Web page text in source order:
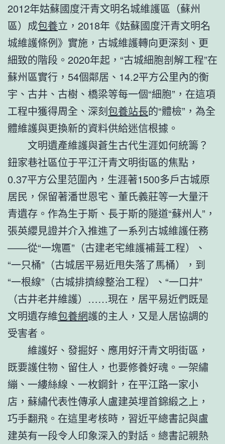
2012年姑蘇國度汗青文明名城維護區（蘇州
區）成包養立，2018年《姑蘇國度汗青文明名
城維護條例》實施，古城維護轉向更深刻、更
細致的階段。2020年起，“古城細胞剖解工程”在
蘇州區實行，54個鄰居、14.2平方公里內的衡
宇、古井、古樹、橋梁等每一個“細胞”，在這項
工程中獲得周全、深刻包養站長的“體檢”，為全
體維護與更換新的資料供給迷信根據。
文明遺產維護與蒼生古代生涯如何統籌？
鈕家巷社區位于平江汗青文明街區的焦點，
0.37平方公里范圍內，生涯著1500多戶古城原
居民，保留著潘世恩宅、董氏義莊等一大量汗
青遺存。作為生于斯、長于斯的隧道“蘇州人”，
張英纓見證并介入推進了一系列古城維護任務
——從“一塊匾”（古建老宅維護補葺工程）、
“一只桶”（古城居平易近甩失落了馬桶），到
“一根線”（古城排擠線整治工程）、“一口井”
（古井老井維護）……現在，居平易近們既是
文明遺存維包養網護的主人，又是人居協調的
受害者。
維護好、發掘好、應用好汗青文明街區，
既要護住物、留住人，也要修養好魂。一架繡
繃、一縷絲線、一枚鋼針，在平江路一家小
店，蘇繡代表性傳承人盧建英埋首錦緞之上，
巧手翻飛。在這里考核時，習近平總書記與盧
建英有一段令人印象深入的對話。總書記親熱